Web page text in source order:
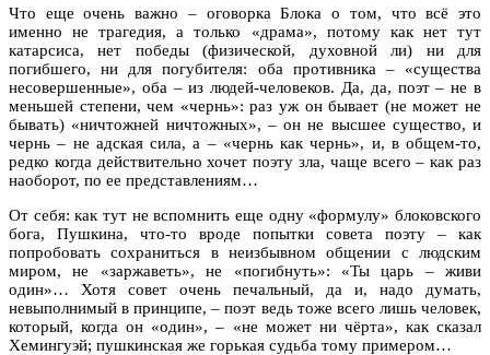
Что еще очень важно – оговорка Блока о том, что всё это
именно не трагедия, а только «драма», потому как нет тут
катарсиса, нет победы (физической, духовной ли) ни для
погибшего, ни для погубителя: оба противника – «существа
несовершенные», оба – из людей-человеков. Да, да, поэт – не в
меньшей степени, чем «чернь»: раз уж он бывает (не может не
бывать) «ничтожней ничтожных», – он не высшее существо, и
чернь – не адская сила, а – «чернь как чернь», и, в общем-то,
редко когда действительно хочет поэту зла, чаще всего – как раз
наоборот, по ее представлениям…
От себя: как тут не вспомнить еще одну «формулу» блоковского
бога, Пушкина, что-то вроде попытки совета поэту – как
попробовать сохраниться в неизбывном общении с людским
миром, не «заржаветь», не «погибнуть»: «Ты царь – живи
один»… Хотя совет очень печальный, да и, надо думать,
невыполнимый в принципе, – поэт ведь тоже всего лишь человек,
который, когда он «один», – «не может ни чёрта», как сказал
Хемингуэй; пушкинская же горькая судьба тому примером…